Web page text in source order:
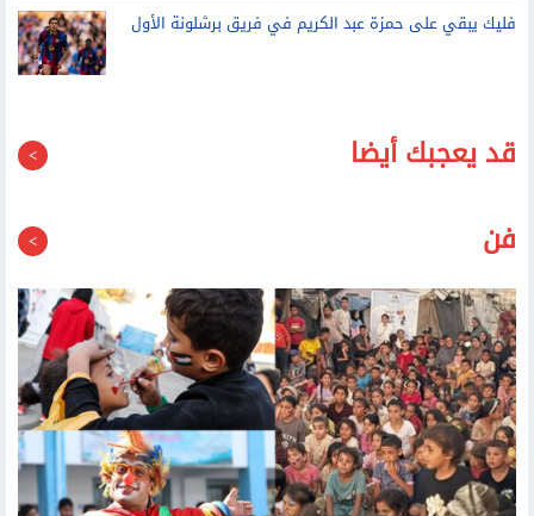
فليك يبقي على حمزة عبد الكريم في فريق برشلونة الأول
قد يعجبك أيضا
فن